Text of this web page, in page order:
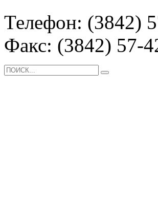
Телефон: (3842)
Факс: (3842) 57-